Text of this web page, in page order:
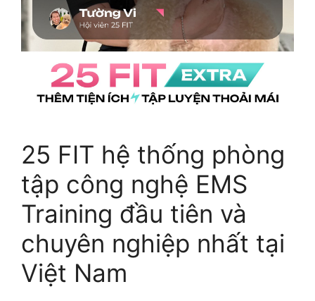
25 FIT hệ thống phòng
tập công nghệ EMS
Training đầu tiên và
chuyên nghiệp nhất tại
Việt Nam